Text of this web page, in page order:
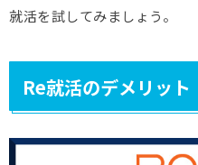
就活を試してみましょう。
Re就活のデメリット